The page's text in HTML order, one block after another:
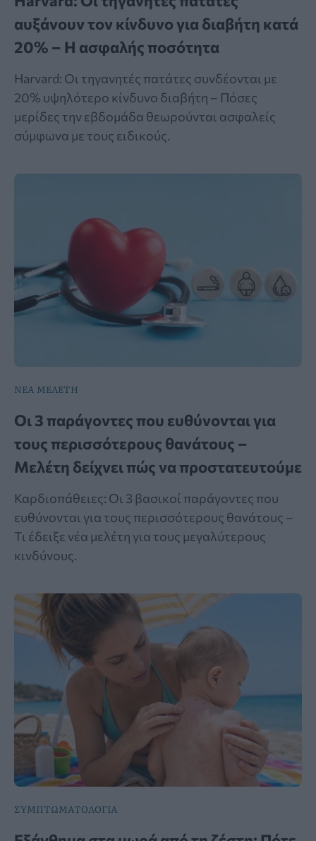
αυξάνουν τον κίνδυνο για διαβήτη κατά
20% – Η ασφαλής ποσότητα
Harvard: Οι τηγανητές πατάτες συνδέονται με
20% υψηλότερο κίνδυνο διαβήτη – Πόσες
μερίδες την εβδομάδα θεωρούνται ασφαλείς
σύμφωνα με τους ειδικούς.
ΝΕΑ ΜΕΛΕΤΗ
Οι 3 παράγοντες που ευθύνονται για
τους περισσότερους θανάτους –
Μελέτη δείχνει πώς να προστατευτούμε
Καρδιοπάθειες: Οι 3 βασικοί παράγοντες που
ευθύνονται για τους περισσότερους θανάτους –
Τι έδειξε νέα μελέτη για τους μεγαλύτερους
κινδύνους.
ΣΥΜΠΤΩΜΑΤΟΛΟΓΙΑ